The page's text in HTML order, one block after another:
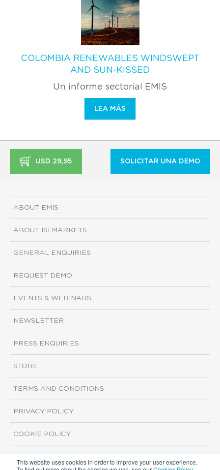
This website uses cookies in order to improve your user experience.
COLOMBIA RENEWABLES WINDSWEPT
AND SUN-KISSED
Un informe sectorial EMIS
LEA MÁS
USD 29,95 SOLICITAR UNA DEMO
ABOUT EMIS
ABOUT ISI MARKETS
GENERAL ENQUIRIES
REQUEST DEMO
EVENTS & WEBINARS
NEWSLETTER
PRESS ENQUIRIES
STORE
TERMS AND CONDITIONS
PRIVACY POLICY
COOKIE POLICY
Copyright ©2026 ISI Markets. All rights reserved.